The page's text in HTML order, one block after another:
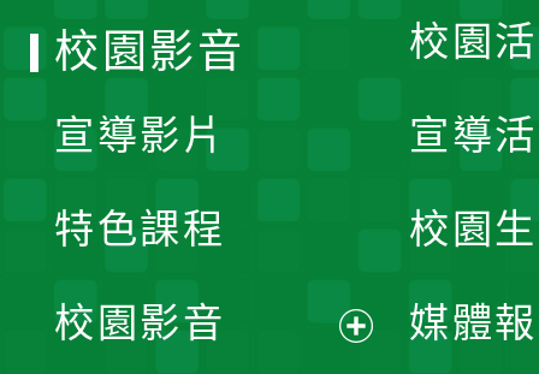
校園
宣導
校園
媒體
校園影音
宣導影片
特色課程
校園影音